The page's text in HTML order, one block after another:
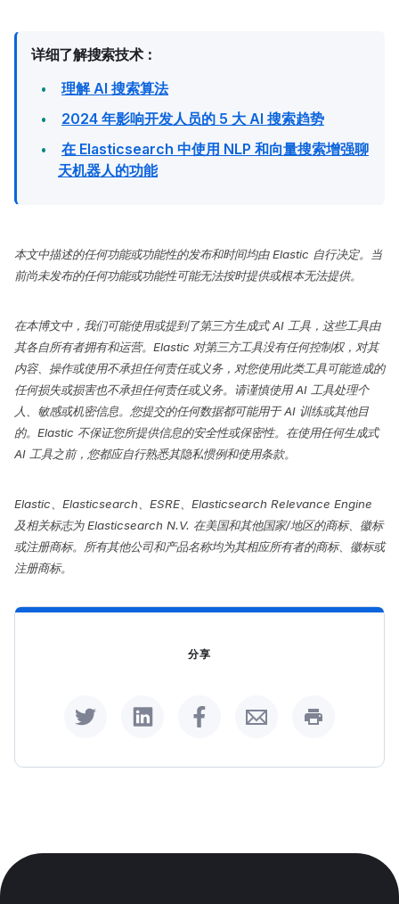
详细了解搜索技术：
理解 AI 搜索算法
2024 年影响开发人员的 5 大 AI 搜索趋势
在 Elasticsearch 中使用 NLP 和向量搜索增强聊
天机器人的功能
本文中描述的任何功能或功能性的发布和时间均由 Elastic 自行决定。当
前尚未发布的任何功能或功能性可能无法按时提供或根本无法提供。
在本博文中，我们可能使用或提到了第三方生成式 AI 工具，这些工具由
其各自所有者拥有和运营。Elastic 对第三方工具没有任何控制权，对其
内容、操作或使用不承担任何责任或义务，对您使用此类工具可能造成的
任何损失或损害也不承担任何责任或义务。请谨慎使用 AI 工具处理个
人、敏感或机密信息。您提交的任何数据都可能用于 AI 训练或其他目
的。Elastic 不保证您所提供信息的安全性或保密性。在使用任何生成式
AI 工具之前，您都应自行熟悉其隐私惯例和使用条款。
Elastic、Elasticsearch、ESRE、Elasticsearch Relevance Engine
及相关标志为 Elasticsearch N.V. 在美国和其他国家/地区的商标、徽标
或注册商标。所有其他公司和产品名称均为其相应所有者的商标、徽标或
注册商标。
分享
Share on TwitterShare on LinkedIn
Share on Facebook
Share by Email
Print this